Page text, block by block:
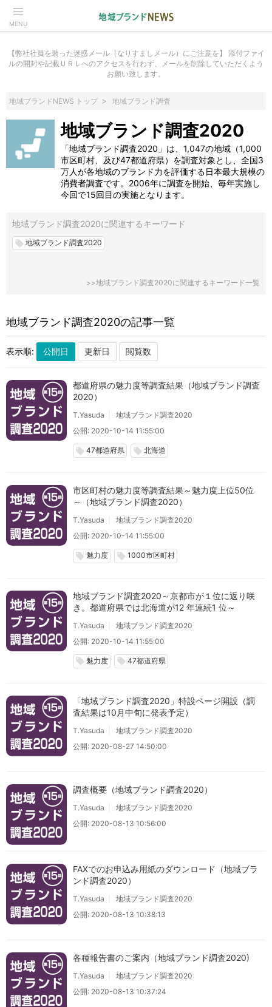
MENU
【弊社社員を装った迷惑メール（なりすましメール）にご注意を】 添付ファイ
ルの開封や記載ＵＲＬへのアクセスを行わず、メールを削除していただくよう
お願い致します。
地域ブランドNEWS トップ 地域ブランド調査
地域ブランド調査2020
「地域ブランド調査2020」は、1,047の地域（1,000
市区町村、及び47都道府県）を調査対象とし、全国3
万人が各地域のブランド力を評価する日本最大規模の
消費者調査です。2006年に調査を開始、毎年実施し
今回で15回目の実施となります。
地域ブランド調査2020に関連するキーワード
local_offer 地域ブランド調査2020
>>地域ブランド調査2020に関連するキーワード一覧
地域ブランド調査2020の記事一覧
表示順:
都道府県の魅力度等調査結果（地域ブランド調査
2020）
T.Yasuda
地域ブランド調査2020
公開: 2020-10-14 11:55:00
local_offer 47都道府県 local_offer 北海道
市区町村の魅力度等調査結果～魅力度上位50位
～（地域ブランド調査2020）
T.Yasuda
地域ブランド調査2020
公開: 2020-10-14 11:55:00
local_offer 魅力度 local_offer 1000市区町村
地域ブランド調査2020～京都市が１位に返り咲
き。都道府県では北海道が12 年連続1 位～
T.Yasuda
地域ブランド調査2020
公開: 2020-10-14 11:55:00
local_offer 魅力度 local_offer 47都道府県
「地域ブランド調査2020」特設ページ開設（調
査結果は10月中旬に発表予定）
T.Yasuda
地域ブランド調査2020
公開: 2020-08-27 14:50:00
調査概要（地域ブランド調査2020）
T.Yasuda
地域ブランド調査2020
公開: 2020-08-13 10:56:00
FAXでのお申込み用紙のダウンロード（地域ブラ
ンド調査2020）
T.Yasuda
地域ブランド調査2020
公開: 2020-08-13 10:38:13
各種報告書のご案内（地域ブランド調査2020)
T.Yasuda
地域ブランド調査2020
公開: 2020-08-13 10:37:24